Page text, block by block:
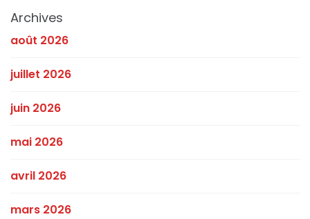
Archives
août 2026
juillet 2026
juin 2026
mai 2026
avril 2026
mars 2026